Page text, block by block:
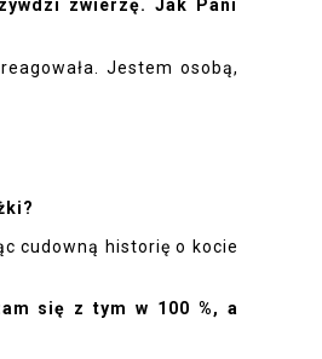
zwierzę. Jak Pani
Jestem osobą,
cudowną historię o kocie
się z tym w 100 %, a